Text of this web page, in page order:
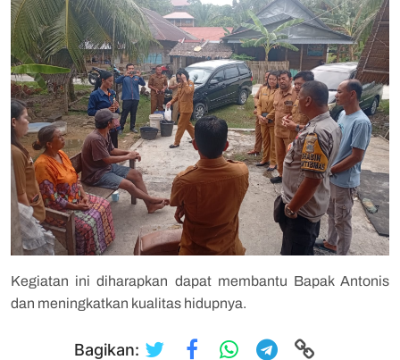
Kegiatan ini diharapkan dapat membantu Bapak Antonis
dan meningkatkan kualitas hidupnya.
Bagikan: